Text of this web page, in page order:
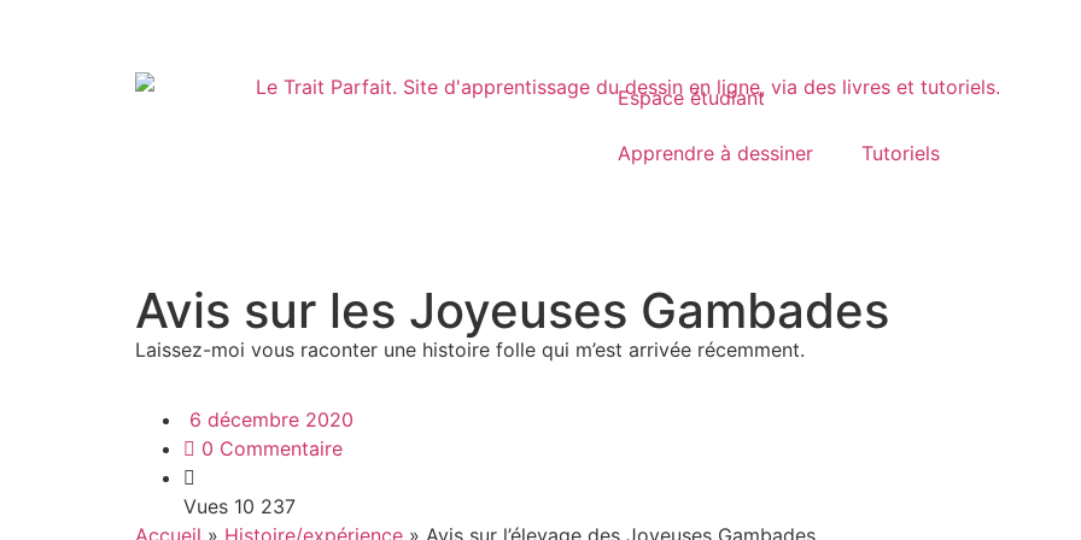
Espace étudiant
Apprendre à dessiner Tutoriels
Avis sur les Joyeuses Gambades
Laissez-moi vous raconter une histoire folle qui m’est arrivée récemment.
6 décembre 2020
0 Commentaire
Vues 10 237